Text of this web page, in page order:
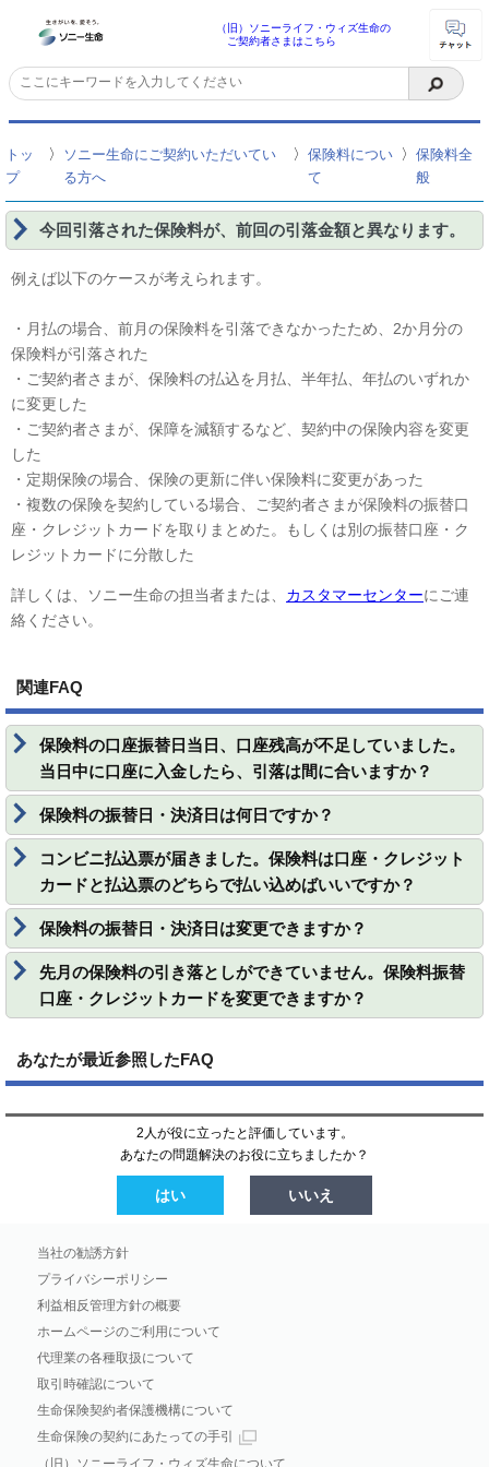
（旧）ソニーライフ・ウィズ生命の
ご契約者さまはこちら
トッ
プ
〉
ソニー生命にご契約いただいてい
る方へ
〉保険料につい
て
〉保険料全
般
今回引落された保険料が、前回の引落金額と異なります。
例えば以下のケースが考えられます。
・月払の場合、前月の保険料を引落できなかったため、2か月分の
保険料が引落された
・ご契約者さまが、保険料の払込を月払、半年払、年払のいずれか
に変更した
・ご契約者さまが、保障を減額するなど、契約中の保険内容を変更
した
・定期保険の場合、保険の更新に伴い保険料に変更があった
・複数の保険を契約している場合、ご契約者さまが保険料の振替口
座・クレジットカードを取りまとめた。もしくは別の振替口座・ク
レジットカードに分散した
詳しくは、ソニー生命の担当者または、 カスタマーセンターにご連
絡ください。
関連FAQ
保険料の口座振替日当日、口座残高が不足していました。
当日中に口座に入金したら、引落は間に合いますか？
保険料の振替日・決済日は何日ですか？
コンビニ払込票が届きました。保険料は口座・クレジット
カードと払込票のどちらで払い込めばいいですか？
保険料の振替日・決済日は変更できますか？
先月の保険料の引き落としができていません。保険料振替
口座・クレジットカードを変更できますか？
あなたが最近参照したFAQ
2人が役に立ったと評価しています。
あなたの問題解決のお役に立ちましたか？
はい いいえ
当社の勧誘方針
プライバシーポリシー
利益相反管理方針の概要
ホームページのご利用について
代理業の各種取扱について
取引時確認について
生命保険契約者保護機構について
生命保険の契約にあたっての手引
（旧）ソニーライフ・ウィズ生命について